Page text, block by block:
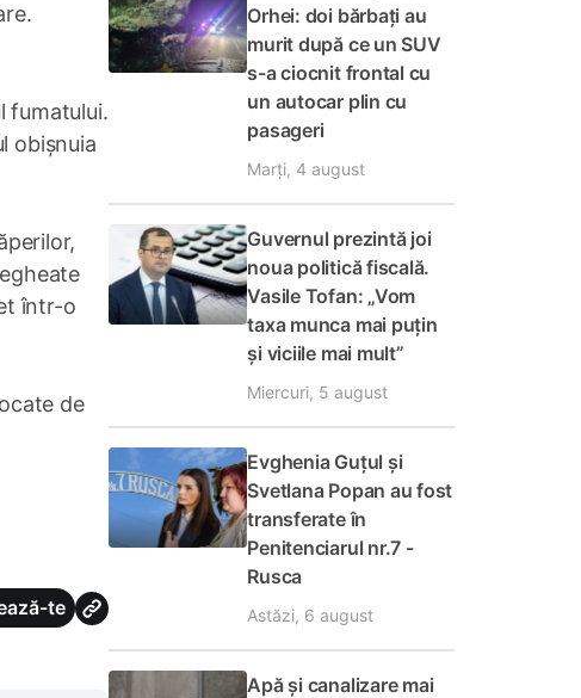
fumatului.
obișnuia
într-o
de
te
Orhei: doi bărbați au
murit după ce un SUV
s-a ciocnit frontal cu
un autocar plin cu
pasageri
Marți, 4 august
Guvernul prezintă joi
noua politică fiscală.
Vasile Tofan: „Vom
taxa munca mai puțin
și viciile mai mult”
Miercuri, 5 august
Evghenia Guțul și
Svetlana Popan au fost
transferate în
Penitenciarul nr.7 -
Rusca
Astăzi, 6 august
Apă și canalizare mai